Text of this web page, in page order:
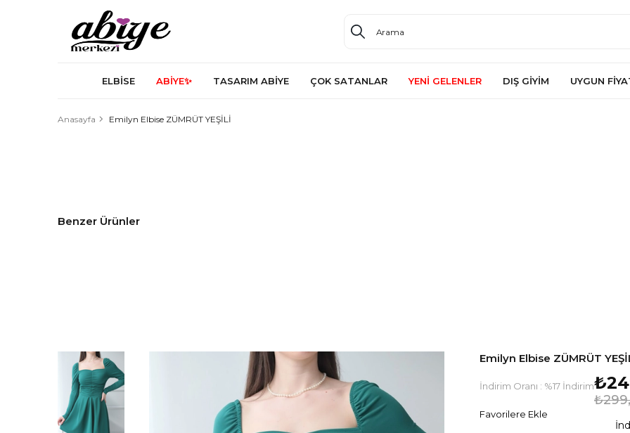
ELBİSE ABİYE✨ TASARIM ABİYE ÇOK SATANLAR YENİ GELENLER DIŞ GİYİM UYGUN
Anasayfa Emilyn Elbise ZÜMRÜT YEŞİLİ
Benzer Ürünler
Emilyn Elbise ZÜMRÜT
İndirim Oranı : %17 İndirim
Favorilere Ekle